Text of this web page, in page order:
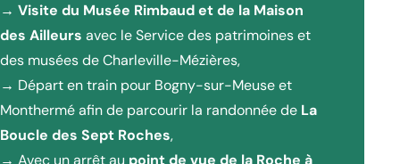
→ Visite du Musée Rimbaud et de la Maison
des Ailleurs avec le Service des patrimoines et
des musées de Charleville-Mézières,
→ Départ en train pour Bogny-sur-Meuse et
Monthermé afin de parcourir la randonnée de La
Boucle des Sept Roches,
→ Avec un arrêt au point de vue de la Roche à